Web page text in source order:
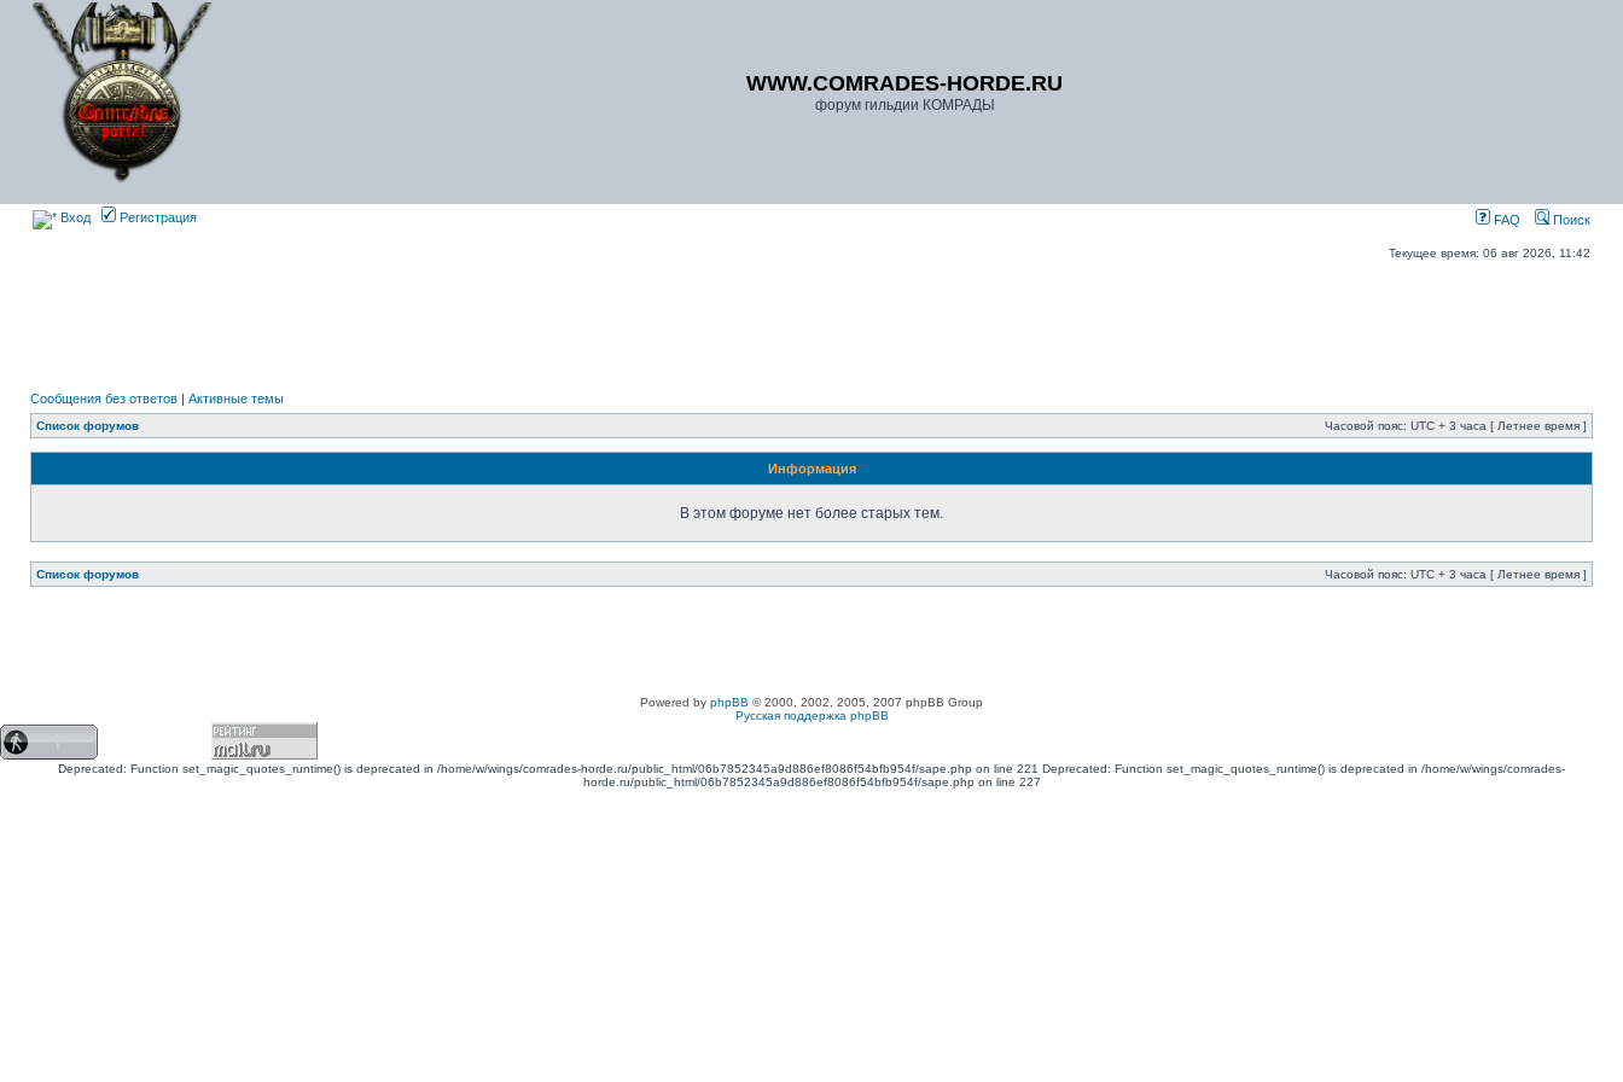
WWW.COMRADES-HORDE.RU
форум гильдии КОМРАДЫ
Вход Регистрация FAQ Поиск
Текущее время: 06 авг 2026, 11:42
Сообщения без ответов | Активные темы
Список форумов Часовой пояс: UTC + 3 часа [ Летнее время ]
Информация
В этом форуме нет более старых тем.
Список форумов Часовой пояс: UTC + 3 часа [ Летнее время ]
Powered by phpBB © 2000, 2002, 2005, 2007 phpBB Group
Русская поддержка phpBB
Deprecated: Function set_magic_quotes_runtime() is deprecated in /home/w/wings/comrades-horde.ru/public_html/06b7852345a9d886ef8086f54bfb954f/sape.php on line 221 Deprecated: Function set_magic_quotes_runtime() is deprecated in /home/w/wings/comrades-
horde.ru/public_html/06b7852345a9d886ef8086f54bfb954f/sape.php on line 227